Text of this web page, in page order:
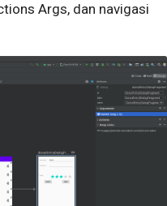
Args, dan navigasi